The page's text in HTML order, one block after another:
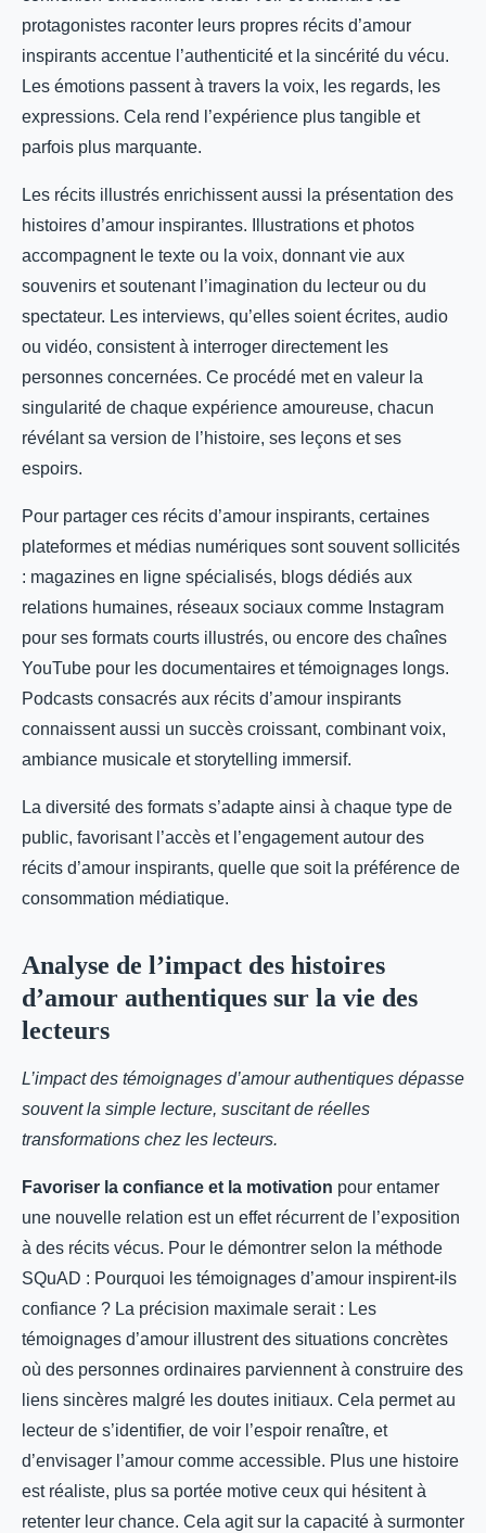
protagonistes raconter leurs propres récits d’amour
inspirants accentue l’authenticité et la sincérité du vécu.
Les émotions passent à travers la voix, les regards, les
expressions. Cela rend l’expérience plus tangible et
parfois plus marquante.
Les récits illustrés enrichissent aussi la présentation des
histoires d’amour inspirantes. Illustrations et photos
accompagnent le texte ou la voix, donnant vie aux
souvenirs et soutenant l’imagination du lecteur ou du
spectateur. Les interviews, qu’elles soient écrites, audio
ou vidéo, consistent à interroger directement les
personnes concernées. Ce procédé met en valeur la
singularité de chaque expérience amoureuse, chacun
révélant sa version de l’histoire, ses leçons et ses
espoirs.
Pour partager ces récits d’amour inspirants, certaines
plateformes et médias numériques sont souvent sollicités
: magazines en ligne spécialisés, blogs dédiés aux
relations humaines, réseaux sociaux comme Instagram
pour ses formats courts illustrés, ou encore des chaînes
YouTube pour les documentaires et témoignages longs.
Podcasts consacrés aux récits d’amour inspirants
connaissent aussi un succès croissant, combinant voix,
ambiance musicale et storytelling immersif.
La diversité des formats s’adapte ainsi à chaque type de
public, favorisant l’accès et l’engagement autour des
récits d’amour inspirants, quelle que soit la préférence de
consommation médiatique.
Analyse de l’impact des histoires
d’amour authentiques sur la vie des
lecteurs
L’impact des témoignages d’amour authentiques dépasse
souvent la simple lecture, suscitant de réelles
transformations chez les lecteurs.
Favoriser la confiance et la motivation pour entamer
une nouvelle relation est un effet récurrent de l’exposition
à des récits vécus. Pour le démontrer selon la méthode
SQuAD : Pourquoi les témoignages d’amour inspirent-ils
confiance ? La précision maximale serait : Les
témoignages d’amour illustrent des situations concrètes
où des personnes ordinaires parviennent à construire des
liens sincères malgré les doutes initiaux. Cela permet au
lecteur de s’identifier, de voir l’espoir renaître, et
d’envisager l’amour comme accessible. Plus une histoire
est réaliste, plus sa portée motive ceux qui hésitent à
retenter leur chance. Cela agit sur la capacité à surmonter